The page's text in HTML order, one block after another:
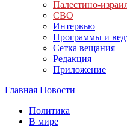
Палестино-
СВО
Интервью
Программы и
Сетка вещания
Редакция
Приложение
Главная Новости
Политика
В мире